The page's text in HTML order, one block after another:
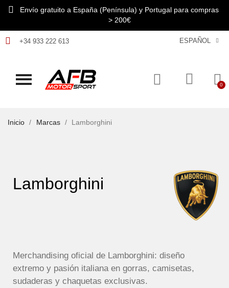
Envío gratuito a España (Península) y Portugal para compras
> 200€
+34 933 222 613 ESPAÑOL
Inicio Marcas Lamborghini
Lamborghini
Merchandising oficial de Lamborghini: diseño
extremo y pasión italiana en gorras, camisetas,
sudaderas y chaquetas exclusivas.